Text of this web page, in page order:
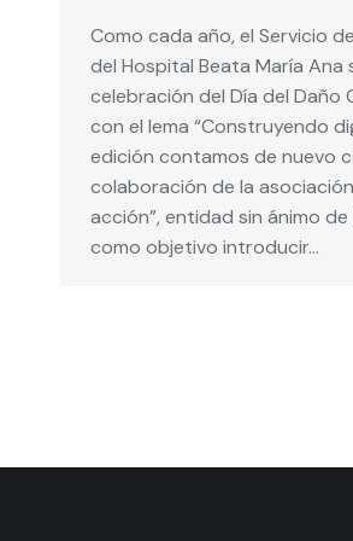
Como cada año, el Servicio
del Hospital Beata María Ana
celebración del Día del Daño
con el lema “Construyendo
edición contamos de nuevo
colaboración de la
acción”, entidad sin ánimo
como objetivo introducir…